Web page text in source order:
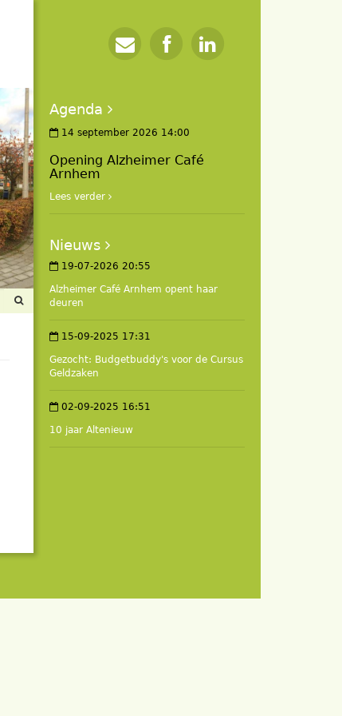
Agenda
14 september 2026 14:00
Opening Alzheimer Café
Arnhem
Lees verder
Nieuws
19-07-2026 20:55
Alzheimer Café Arnhem opent haar
deuren
15-09-2025 17:31
Gezocht: Budgetbuddy's voor de Cursus
Geldzaken
02-09-2025 16:51
10 jaar Altenieuw